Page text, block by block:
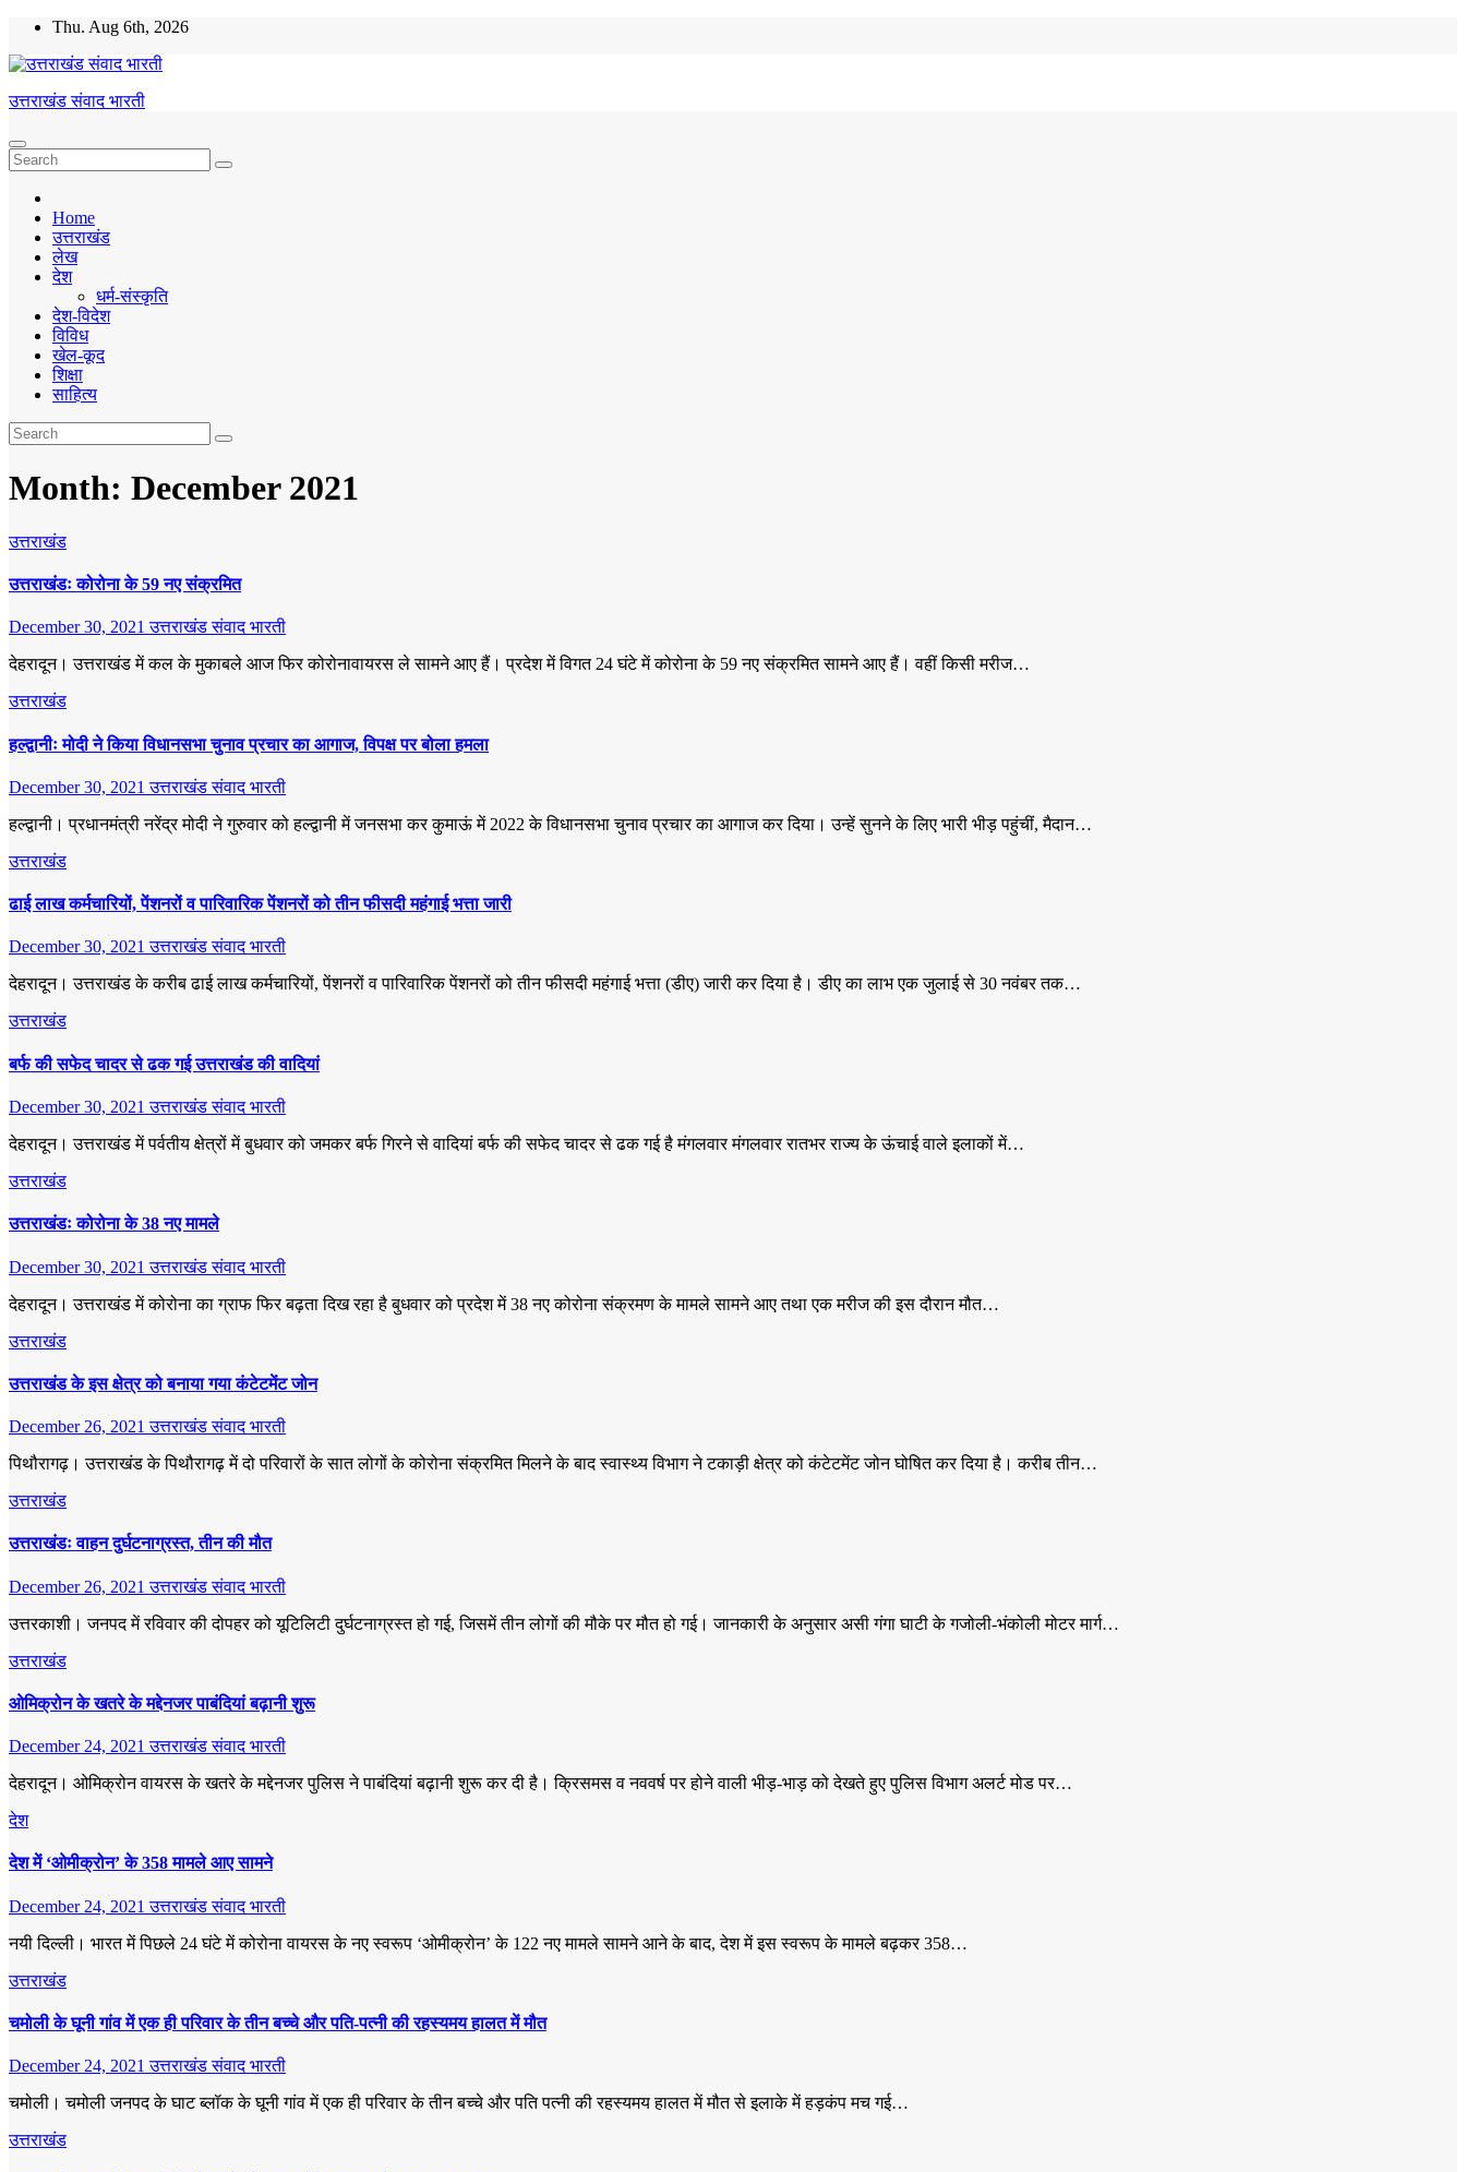
Skip
content
Thu. Aug 6th, 2026
उत्तराखंड संवाद भारती
Home
उत्तराखंड
लेख
देश
धर्म-संस्कृति
देश-विदेश
विविध
खेल-कूद
शिक्षा
साहित्य
Month: December 2021
उत्तराखंड
उत्तराखंडः कोरोना के 59 नए संक्रमित
December 30, 2021उत्तराखंड संवाद भारती
देहरादून। उत्तराखंड में कल के मुकाबले आज फिर कोरोनावायरस ले सामने आए हैं। प्रदेश में विगत 24 घंटे में कोरोना के 59 नए संक्रमित सामने आए हैं। वहीं किसी मरीज…
उत्तराखंड
हल्द्वानीः मोदी ने किया विधानसभा चुनाव प्रचार का आगाज, विपक्ष पर बोला हमला
December 30, 2021उत्तराखंड संवाद भारती
हल्द्वानी। प्रधानमंत्री नरेंद्र मोदी ने गुरुवार को हल्द्वानी में जनसभा कर कुमाऊं में 2022 के विधानसभा चुनाव प्रचार का आगाज कर दिया। उन्हें सुनने के लिए भारी भीड़ पहुंचीं, मैदान…
उत्तराखंड
ढाई लाख कर्मचारियों, पेंशनरों व पारिवारिक पेंशनरों को तीन फीसदी महंगाई भत्ता जारी
December 30, 2021उत्तराखंड संवाद भारती
देहरादून। उत्तराखंड के करीब ढाई लाख कर्मचारियों, पेंशनरों व पारिवारिक पेंशनरों को तीन फीसदी महंगाई भत्ता (डीए) जारी कर दिया है। डीए का लाभ एक जुलाई से 30 नवंबर तक…
उत्तराखंड
बर्फ की सफेद चादर से ढक गई उत्तराखंड की वादियां
December 30, 2021उत्तराखंड संवाद भारती
देहरादून। उत्तराखंड में पर्वतीय क्षेत्रों में बुधवार को जमकर बर्फ गिरने से वादियां बर्फ की सफेद चादर से ढक गई है मंगलवार मंगलवार रातभर राज्य के ऊंचाई वाले इलाकों में…
उत्तराखंड
उत्तराखंडः कोरोना के 38 नए मामले
December 30, 2021उत्तराखंड संवाद भारती
देहरादून। उत्तराखंड में कोरोना का ग्राफ फिर बढ़ता दिख रहा है बुधवार को प्रदेश में 38 नए कोरोना संक्रमण के मामले सामने आए तथा एक मरीज की इस दौरान मौत…
उत्तराखंड
उत्तराखंड के इस क्षेत्र को बनाया गया कंटेटमेंट जोन
December 26, 2021उत्तराखंड संवाद भारती
पिथौरागढ़। उत्तराखंड के पिथौरागढ़ में दो परिवारों के सात लोगों के कोरोना संक्रमित मिलने के बाद स्वास्थ्य विभाग ने टकाड़ी क्षेत्र को कंटेटमेंट जोन घोषित कर दिया है। करीब तीन…
उत्तराखंड
उत्तराखंडः वाहन दुर्घटनाग्रस्त, तीन की मौत
December 26, 2021उत्तराखंड संवाद भारती
उत्तरकाशी। जनपद में रविवार की दोपहर को यूटिलिटी दुर्घटनाग्रस्त हो गई, जिसमें तीन लोगों की मौके पर मौत हो गई। जानकारी के अनुसार असी गंगा घाटी के गजोली-भंकोली मोटर मार्ग…
उत्तराखंड
ओमिक्रोन के खतरे के मद्देनजर पाबंदियां बढ़ानी शुरू
December 24, 2021उत्तराखंड संवाद भारती
देहरादून। ओमिक्रोन वायरस के खतरे के मद्देनजर पुलिस ने पाबंदियां बढ़ानी शुरू कर दी है। क्रिसमस व नववर्ष पर होने वाली भीड़-भाड़ को देखते हुए पुलिस विभाग अलर्ट मोड पर…
देश
देश में ‘ओमीक्रोन’ के 358 मामले आए सामने
December 24, 2021उत्तराखंड संवाद भारती
नयी दिल्ली। भारत में पिछले 24 घंटे में कोरोना वायरस के नए स्वरूप ‘ओमीक्रोन’ के 122 नए मामले सामने आने के बाद, देश में इस स्वरूप के मामले बढ़कर 358…
उत्तराखंड
चमोली के घूनी गांव में एक ही परिवार के तीन बच्चे और पति-पत्नी की रहस्यमय हालत में मौत
December 24, 2021उत्तराखंड संवाद भारती
चमोली। चमोली जनपद के घाट ब्लॉक के घूनी गांव में एक ही परिवार के तीन बच्चे और पति पत्नी की रहस्यमय हालत में मौत से इलाके में हड़कंप मच गई…
उत्तराखंड